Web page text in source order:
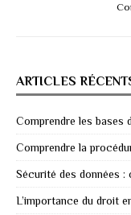
ARTICLES
Comprendre les bases
Comprendre la
Sécurité des données :
L’importance du droit